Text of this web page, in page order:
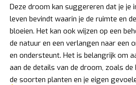
Deze droom kan suggereren dat je je
leven bevindt waarin je de ruimte en
bloeien. Het kan ook wijzen op een
de natuur en een verlangen naar een
en ondersteunt. Het is belangrijk om
aan de details van de droom, zoals
de soorten planten en je eigen